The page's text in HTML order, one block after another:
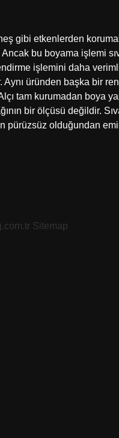
gibi etkenlerden
bu boyama işlemi
işlemini daha
Aynı üründen başka bir
tam kurumadan boya
bir ölçüsü değildir.
pürüzsüz olduğundan
Sitemap